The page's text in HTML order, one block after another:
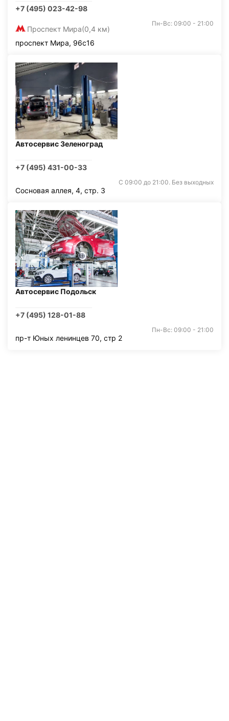
+7 (495) 023-42-98
Проспект Мира(0,4 км)
Пн-Вс: 09:00 - 21:00
проспект Мира, 96с16
Автосервис Зеленоград
+7 (495) 431-00-33
С 09:00 до 21:00. Без выходных
Сосновая аллея, 4, стр. 3
Автосервис Подольск
+7 (495) 128-01-88
Пн-Вс: 09:00 - 21:00
пр-т Юных ленинцев 70, стр 2